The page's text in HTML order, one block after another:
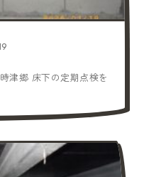
津郷 床下の定期点検を